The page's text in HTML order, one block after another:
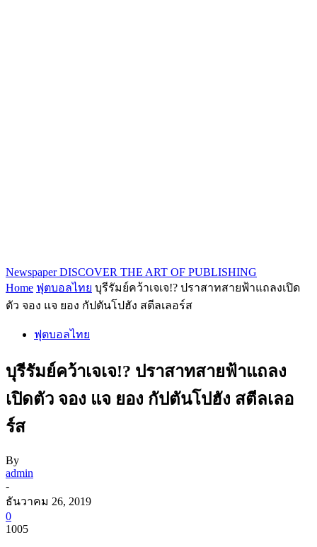
Newspaper DISCOVER THE ART OF PUBLISHING
Home ฟุตบอลไทย บุรีรัมย์คว้าเจเจ!? ปราสาทสายฟ้าแถลงเปิด
ตัว จอง แจ ยอง กัปตันโปฮัง สตีลเลอร์ส
ฟุตบอลไทย
บุรีรัมย์คว้าเจเจ!? ปราสาทสายฟ้าแถลง
เปิดตัว จอง แจ ยอง กัปตันโปฮัง สตีลเลอ
ร์ส
By
admin
-
ธันวาคม 26, 2019
0
1005